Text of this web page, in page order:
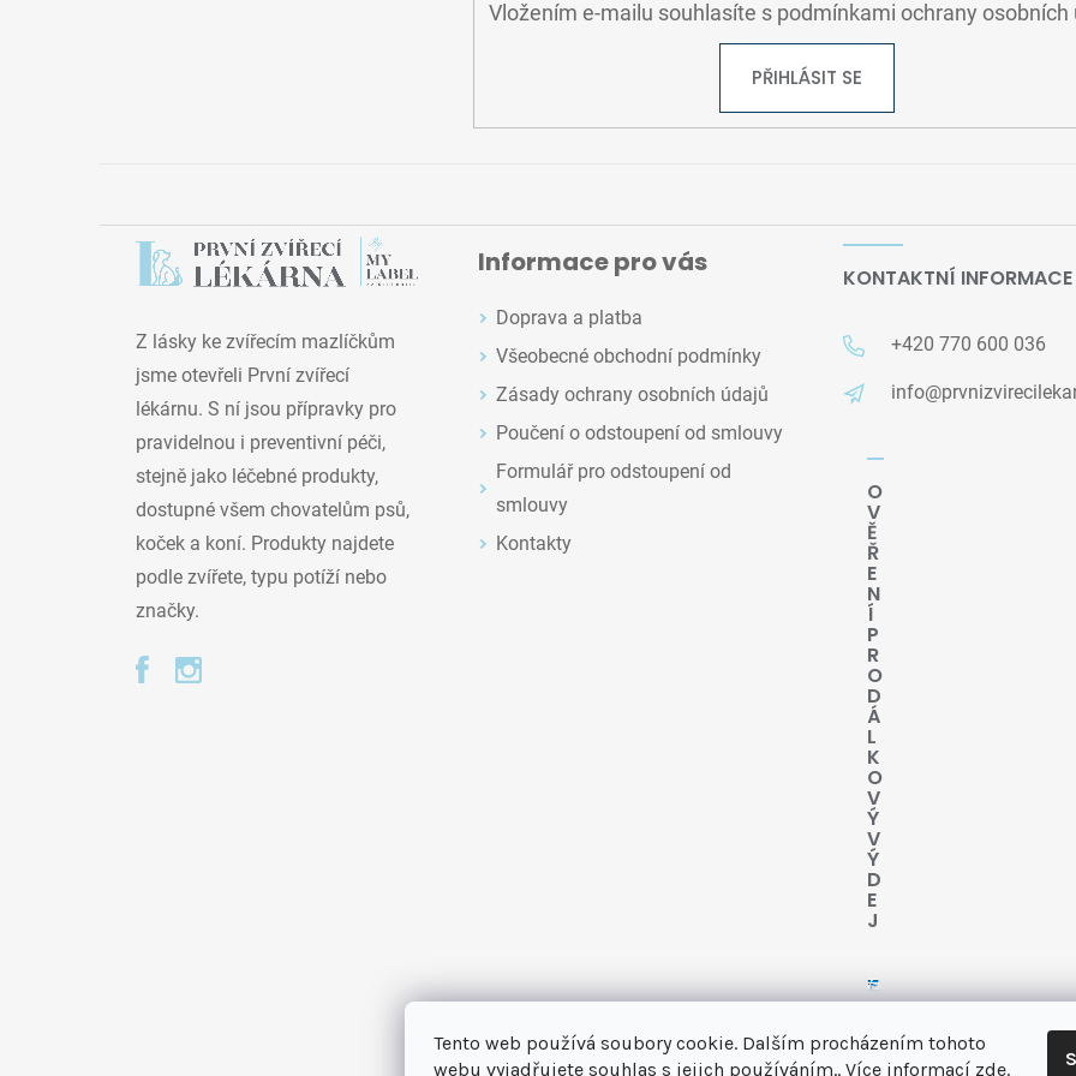
Tento web používá soubory cookie. Dalším procházením tohoto
webu vyjadřujete souhlas s jejich používáním.. Více informací zde.
Vložením e-mailu souhlasíte s podmínkami ochrany osobních
PŘIHLÁSIT SE
Z lásky ke zvířecím mazlíčkům
jsme otevřeli První zvířecí
lékárnu. S ní jsou přípravky pro
pravidelnou i preventivní péči,
stejně jako léčebné produkty,
dostupné všem chovatelům psů,
koček a koní. Produkty najdete
podle zvířete, typu potíží nebo
značky.
Informace pro vás
Doprava a platba
Všeobecné obchodní podmínky
Zásady ochrany osobních údajů
Poučení o odstoupení od smlouvy
Formulář pro odstoupení od
smlouvy
Kontakty
KONTAKTNÍ INFORMACE
+420 770 600 036
O
V
Ě
Ř
E
N
Í
P
R
O
D
Á
L
K
O
V
Ý
V
Ý
D
E
J